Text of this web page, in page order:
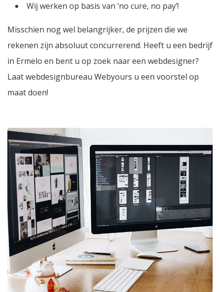
Wij werken op basis van ‘no cure, no pay’!
Misschien nog wel belangrijker, de prijzen die we
rekenen zijn absoluut concurrerend. Heeft u een bedrijf
in Ermelo en bent u op zoek naar een webdesigner?
Laat webdesignbureau Webyours u een voorstel op
maat doen!